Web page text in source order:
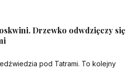
Drzewko odwdzięczy się